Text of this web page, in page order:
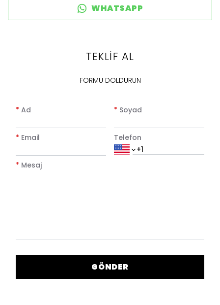
WHATSAPP
TEKLİF AL
FORMU DOLDURUN
* Ad * Soyad
* Email Telefon
* Mesaj
GÖNDER